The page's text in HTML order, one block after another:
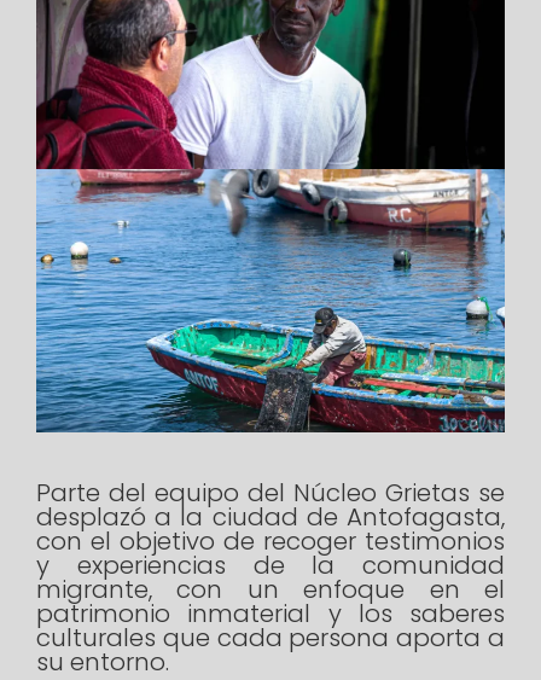
Parte del equipo del Núcleo Grietas se
desplazó a la ciudad de Antofagasta,
con el objetivo de recoger testimonios
y experiencias de la comunidad
migrante, con un enfoque en el
patrimonio inmaterial y los saberes
culturales que cada persona aporta a
su entorno.